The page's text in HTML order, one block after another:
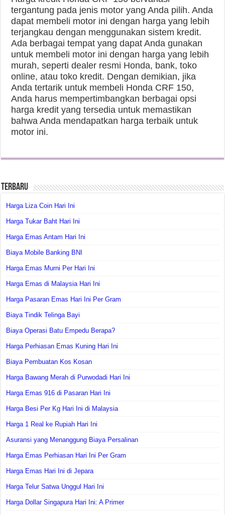
tergantung pada jenis motor yang Anda pilih. Anda
dapat membeli motor ini dengan harga yang lebih
terjangkau dengan menggunakan sistem kredit.
Ada berbagai tempat yang dapat Anda gunakan
untuk membeli motor ini dengan harga yang lebih
murah, seperti dealer resmi Honda, bank, toko
online, atau toko kredit. Dengan demikian, jika
Anda tertarik untuk membeli Honda CRF 150,
Anda harus mempertimbangkan berbagai opsi
harga kredit yang tersedia untuk memastikan
bahwa Anda mendapatkan harga terbaik untuk
motor ini.
Terbaru
Harga Liza Coin Hari Ini
Harga Tukar Baht Hari Ini
Harga Emas Antam Hari Ini
Biaya Mobile Banking BNI
Harga Emas Murni Per Hari Ini
Harga Emas di Malaysia Hari Ini
Harga Pasaran Emas Hari Ini Per Gram
Biaya Tindik Telinga Bayi
Biaya Operasi Batu Empedu Berapa?
Harga Perhiasan Emas Kuning Hari Ini
Biaya Pembuatan Kos Kosan
Harga Bawang Merah di Purwodadi Hari Ini
Harga Emas 916 di Pasaran Hari Ini
Harga Besi Per Kg Hari Ini di Malaysia
Harga 1 Real ke Rupiah Hari Ini
Asuransi yang Menanggung Biaya Persalinan
Harga Emas Perhiasan Hari Ini Per Gram
Harga Emas Hari Ini di Jepara
Harga Telur Satwa Unggul Hari Ini
Harga Dollar Singapura Hari Ini: A Primer